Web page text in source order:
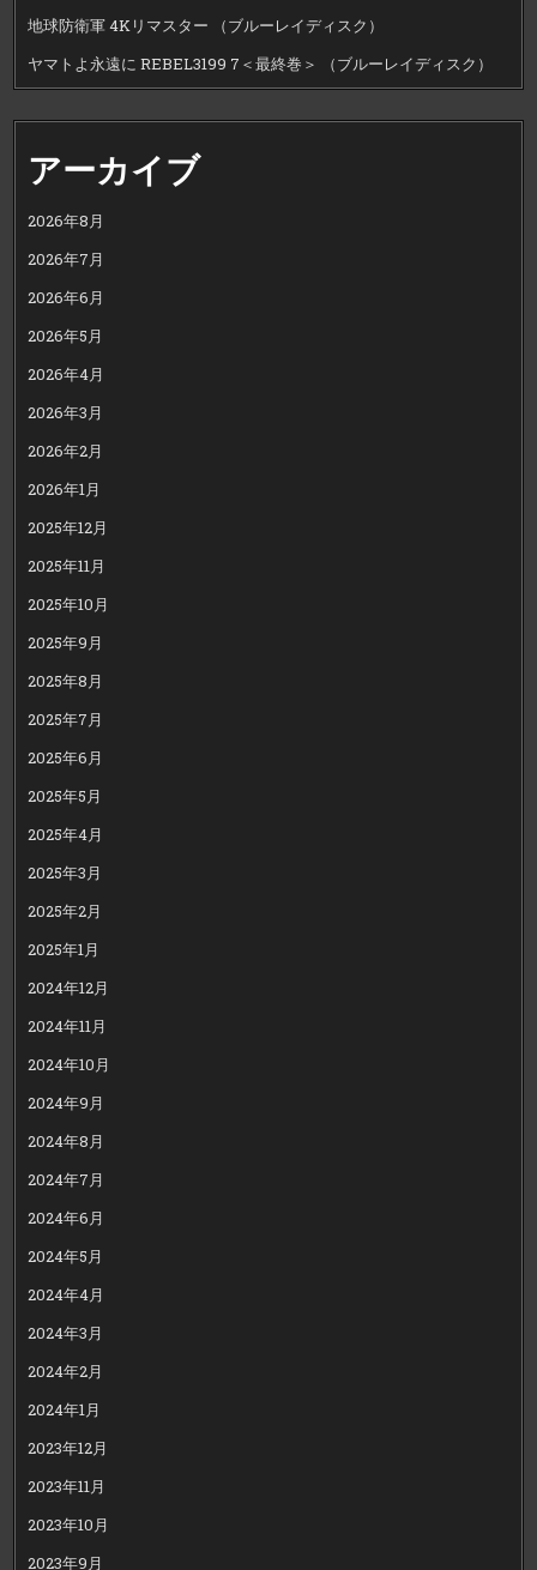
地球防衛軍 4Kリマスター （ブルーレイディスク）
ヤマトよ永遠に REBEL3199 7＜最終巻＞ （ブルーレイディスク）
アーカイブ
2026年8月
2026年7月
2026年6月
2026年5月
2026年4月
2026年3月
2026年2月
2026年1月
2025年12月
2025年11月
2025年10月
2025年9月
2025年8月
2025年7月
2025年6月
2025年5月
2025年4月
2025年3月
2025年2月
2025年1月
2024年12月
2024年11月
2024年10月
2024年9月
2024年8月
2024年7月
2024年6月
2024年5月
2024年4月
2024年3月
2024年2月
2024年1月
2023年12月
2023年11月
2023年10月
2023年9月